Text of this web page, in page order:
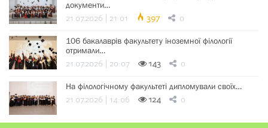
документи…
21.07.2026 | 21:01 397 0
106 бакалаврів факультету іноземної філології
отримали…
21.07.2026 | 20:07 143 0
На філологічному факультеті дипломували своїх…
21.07.2026 | 14:06 124 0